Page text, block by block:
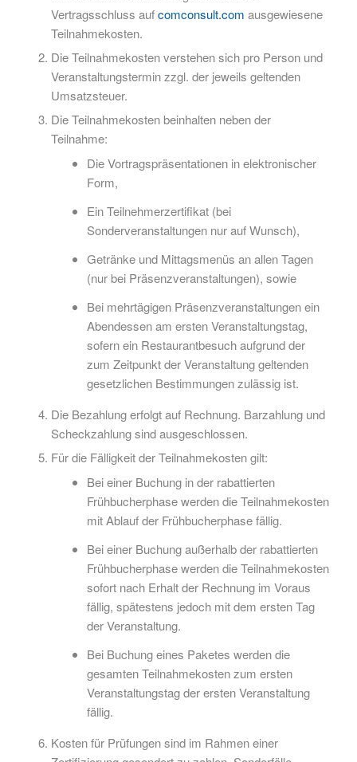
Vertragsschluss aufcomconsult.com ausgewiesene
Teilnahmekosten.
Die Teilnahmekosten verstehen sich pro Person und
Veranstaltungstermin zzgl. der jeweils geltenden
Umsatzsteuer.
Die Teilnahmekosten beinhalten neben der
Teilnahme:
Die Vortragspräsentationen in elektronischer
Form,
Ein Teilnehmerzertifikat (bei
Sonderveranstaltungen nur auf Wunsch),
Getränke und Mittagsmenüs an allen Tagen
(nur bei Präsenzveranstaltungen), sowie
Bei mehrtägigen Präsenzveranstaltungen ein
Abendessen am ersten Veranstaltungstag,
sofern ein Restaurantbesuch aufgrund der
zum Zeitpunkt der Veranstaltung geltenden
gesetzlichen Bestimmungen zulässig ist.
Die Bezahlung erfolgt auf Rechnung. Barzahlung und
Scheckzahlung sind ausgeschlossen.
Für die Fälligkeit der Teilnahmekosten gilt:
Bei einer Buchung in der rabattierten
Frühbucherphase werden die Teilnahmekosten
mit Ablauf der Frühbucherphase fällig.
Bei einer Buchung außerhalb der rabattierten
Frühbucherphase werden die Teilnahmekosten
sofort nach Erhalt der Rechnung im Voraus
fällig, spätestens jedoch mit dem ersten Tag
der Veranstaltung.
Bei Buchung eines Paketes werden die
gesamten Teilnahmekosten zum ersten
Veranstaltungstag der ersten Veranstaltung
fällig.
Kosten für Prüfungen sind im Rahmen einer